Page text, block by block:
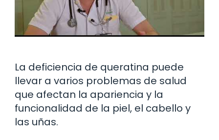
La deficiencia de queratina puede
llevar a varios problemas de salud
que afectan la apariencia y la
funcionalidad de la piel, el cabello y
las uñas.